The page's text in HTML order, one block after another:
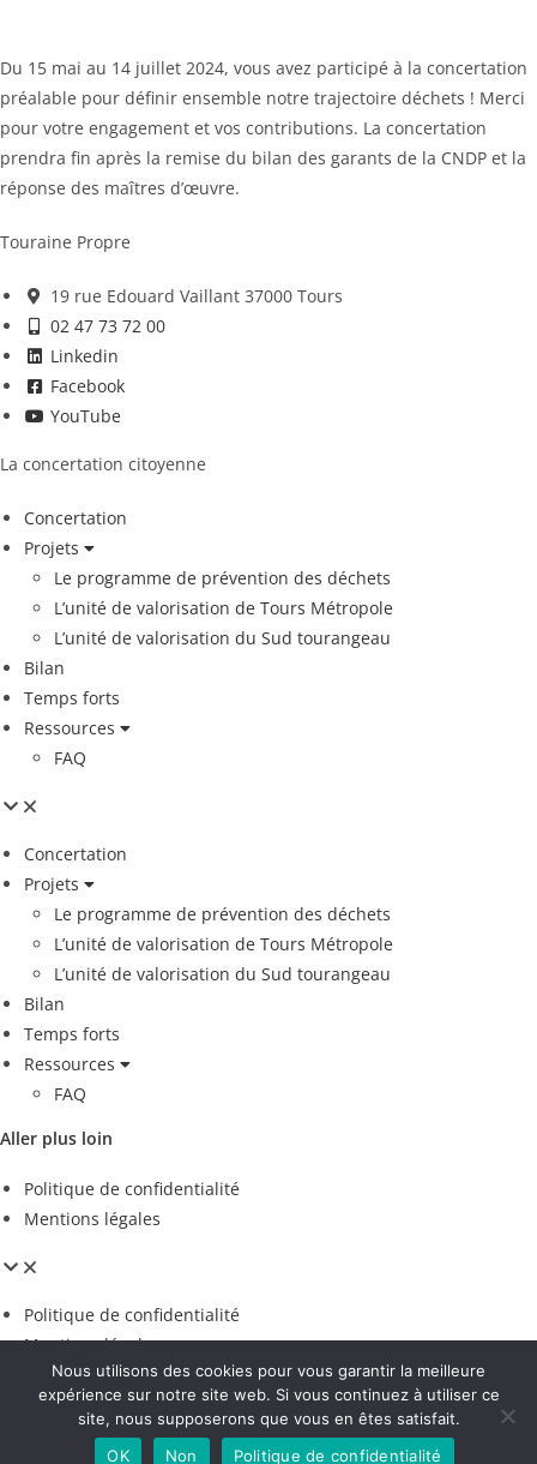
Du 15 mai au 14 juillet 2024, vous avez participé à la concertation
préalable pour définir ensemble notre trajectoire déchets ! Merci
pour votre engagement et vos contributions. La concertation
prendra fin après la remise du bilan des garants de la CNDP et la
réponse des maîtres d’œuvre.
Touraine Propre
19 rue Edouard Vaillant 37000 Tours
02 47 73 72 00
Linkedin
Facebook
YouTube
La concertation citoyenne
Concertation
Projets
Le programme de prévention des déchets
L’unité de valorisation de Tours Métropole
L’unité de valorisation du Sud tourangeau
Bilan
Temps forts
Ressources
FAQ
Concertation
Projets
Le programme de prévention des déchets
L’unité de valorisation de Tours Métropole
L’unité de valorisation du Sud tourangeau
Bilan
Temps forts
Ressources
FAQ
Aller plus loin
Politique de confidentialité
Mentions légales
Politique de confidentialité
Mentions légales
Espace presse
Voir les contributions
© 2024 Touraine Propre
Nous utilisons des cookies pour vous garantir la meilleure
expérience sur notre site web. Si vous continuez à utiliser ce
site, nous supposerons que vous en êtes satisfait.
OK
Non Politique de confidentialité